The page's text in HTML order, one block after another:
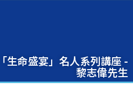
生命盛宴」名人系列講座 -
黎志偉先生